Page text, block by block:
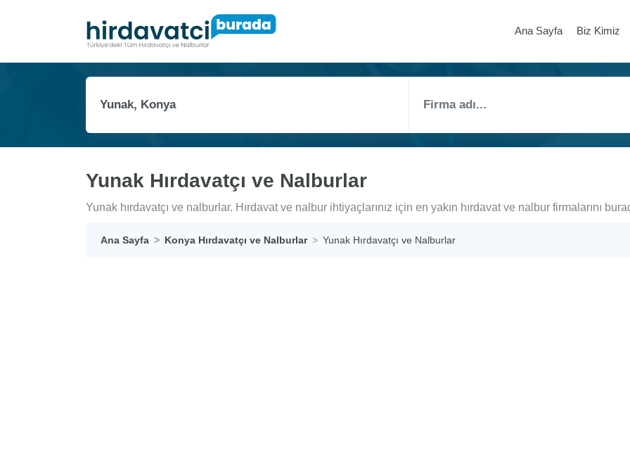
Ana Sayfa Biz Kimiz
Yunak Hırdavatçı ve Nalburlar
Yunak hırdavatçı ve nalburlar. Hırdavat ve nalbur ihtiyaçlarınız için en yakın hırdavat ve nalbur firmalarını
Ana Sayfa Konya Hırdavatçı ve Nalburlar Yunak Hırdavatçı ve Nalburlar